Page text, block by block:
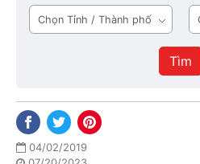
1
Tỉnh
/
Tìm
04/02/2019